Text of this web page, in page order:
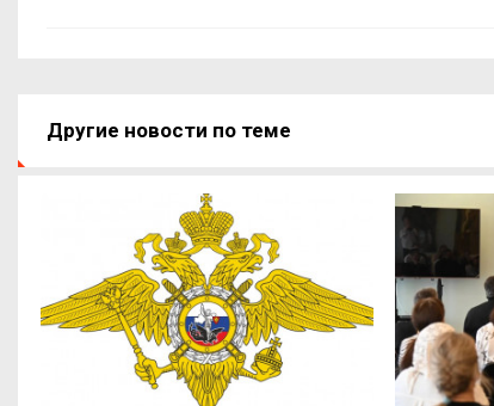
Другие новости по теме